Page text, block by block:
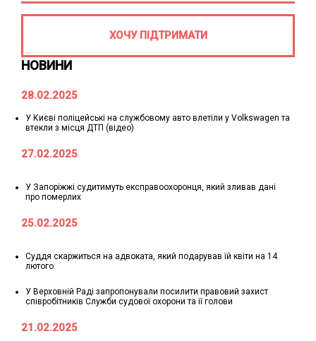
НОВИНИ
28.02.2025
У Києві поліцейські на службовому авто влетіли у Volkswagen та
втекли з місця ДТП (відео)
27.02.2025
У Запоріжжі судитимуть експравоохоронця, який зливав дані
про померлих
25.02.2025
Суддя скаржиться на адвоката, який подарував їй квіти на 14
лютого
У Верховній Раді запропонували посилити правовий захист
співробітників Служби судової охорони та її голови
21.02.2025
ХОЧУ ПІДТРИМАТИ